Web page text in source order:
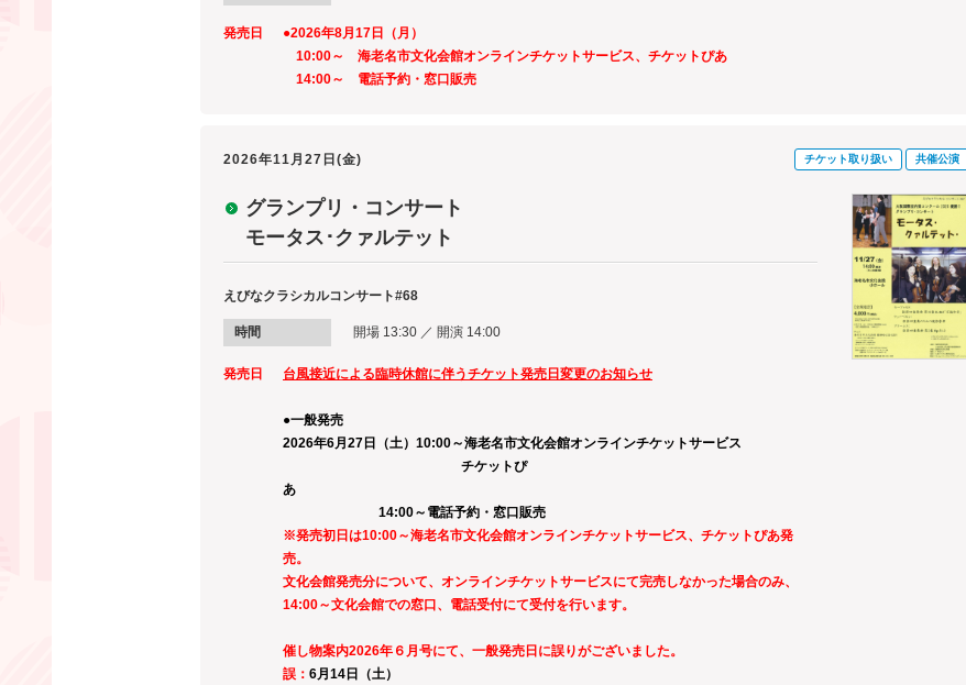
発売日
●2026年8月17日（月）
10:00～ 海老名市文化会館オンラインチケットサービス、チケットぴあ
14:00～ 電話予約・窓口販売
2026年11月27日(金) チケット取り扱い 共催公演
グランプリ・コンサート
モータス･クァルテット
えびなクラシカルコンサート#68
時間 開場 13:30 ／ 開演 14:00
発売日 台風接近による臨時休館に伴うチケット発売日変更のお知らせ
●一般発売
2026年6月27 日（土）10:00～海老名市文化会館オンラインチケットサービス
チケットぴ
あ
14:00～電話予約・窓口販売
※発売初日は10:00～海老名市文化会館オンラインチケットサービス、チケットぴあ発
売。
文化会館発売分について、オンラインチケットサービスにて完売しなかった場合のみ、
14:00～文化会館での窓口、電話受付にて受付を行います。
催し物案内2026年６月号にて、一般発売日に誤りがございました。
誤： 6月14 日（土）